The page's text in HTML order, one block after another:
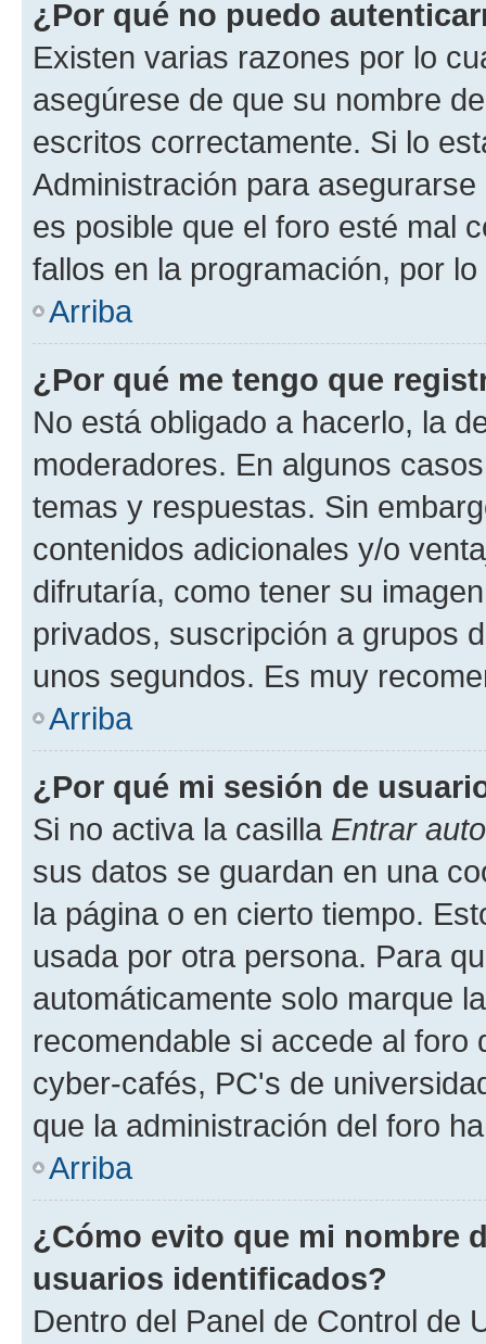
¿Por qué no puedo
Existen varias razones por lo
asegúrese de que su nombre
escritos correctamente. Si lo
Administración para
es posible que el foro esté mal
fallos en la programación, por
Arriba
¿Por qué me tengo que
No está obligado a hacerlo, la
moderadores. En algunos
temas y respuestas. Sin
contenidos adicionales y/o
difrutaría, como tener su
privados, suscripción a grupos
unos segundos. Es muy
Arriba
¿Por qué mi sesión de
Si no activa la casilla Entrar
sus datos se guardan en una
la página o en cierto tiempo.
usada por otra persona. Para
automáticamente solo marque
recomendable si accede al foro
cyber-cafés, PC's de
que la administración del foro
Arriba
¿Cómo evito que mi nombre
usuarios identificados?
Dentro del Panel de Control de